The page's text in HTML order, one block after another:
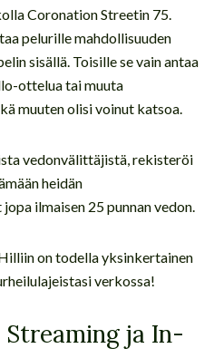
Coronation Streetin 75.
pelurille mahdollisuuden
sisällä. Toisille se vain antaa
ottelua tai muuta
muuten olisi voinut katsoa.
vedonvälittäjistä, rekisteröi
heidän
ilmaisen 25 punnan vedon.
on todella yksinkertainen
verkossa!
ja In-